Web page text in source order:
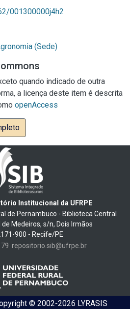
001300000j4h2
(Sede)
quando indicado de outra
a licença deste item é descrita
openAccess
Institucional da UFRPE
de Pernambuco - Biblioteca Central
Medeiros, s/n, Dois Irmãos
900 - Recife/PE
repositorio.sib@ufrpe.br
© 2002-2026 LYRASIS